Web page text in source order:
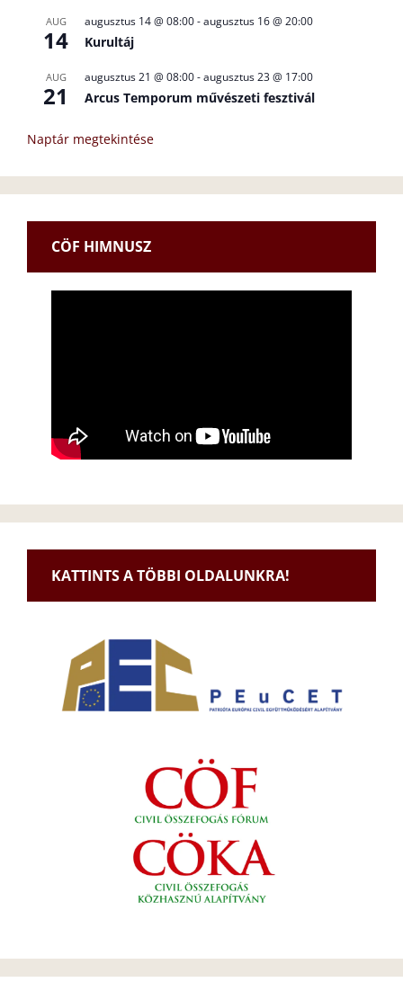
AUG
14
augusztus 14 @ 08:00-augusztus 16 @ 20:00
Kurultáj
AUG
21
augusztus 21 @ 08:00-augusztus 23 @ 17:00
Arcus Temporum művészeti fesztivál
Naptár megtekintése
CÖF HIMNUSZ
KATTINTS A TÖBBI OLDALUNKRA!